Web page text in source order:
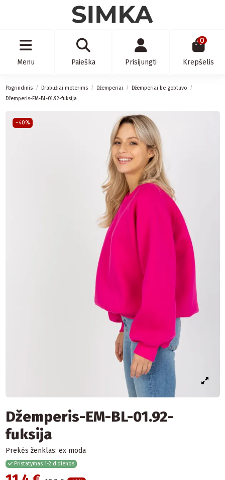
Menu Paieška Prisijungti
0
Krepšelis
Pagrindinis Drabužiai moterims Džemperiai
Džemperiai be gobtuvo
Džemperis-EM-BL-01.92-fuksija
−40%
Džemperis-EM-BL-01.92-
fuksija
Prekės ženklas: ex moda
Pristatymas 1-2 d.dienos